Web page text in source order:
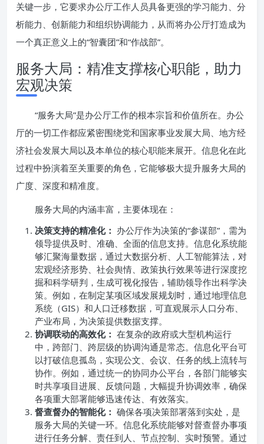
关键一步，它要求办公厅工作人员具备更强的学习能力、分
析能力、创新能力和组织协调能力，从而将办公厅打造成为
一个真正意义上的“智囊团”和“作战部”。
服务大局：精准支撑核心职能，助力
宏观决策
“服务大局”是办公厅工作的根本宗旨和价值所在。办公
厅的一切工作都应紧密围绕党和国家事业发展大局、地方经
济社会发展大局以及本单位的核心职能来展开。信息化在此
过程中扮演着至关重要的角色，它能够极大提升服务大局的
广度、深度和精准度。
服务大局的内涵丰富，主要体现在：
决策支持的精准化： 办公厅作为决策的“参谋部”，需为
领导提供及时、准确、全面的信息支持。信息化系统能
够汇聚海量数据，通过大数据分析、人工智能算法，对
宏观经济形势、社会舆情、政策执行效果等进行深度挖
掘和科学研判，生成可视化报告，辅助领导作出科学决
策。例如，在制定某项区域发展规划时，通过地理信息
系统（GIS）和人口迁移数据，可直观展示人口分布、
产业布局，为决策提供数据支撑。
协调联动的高效化： 在复杂的政府或大型机构运行
中，跨部门、跨层级的协调沟通是常态。信息化平台可
以打破信息孤岛，实现公文、会议、任务的线上流转与
协作。例如，通过统一的协同办公平台，各部门能够实
时共享项目进展、反馈问题，大幅提升协调效率，确保
各项重大部署能够迅速传达、有效落实。
督查督办的智能化： 确保各项决策部署落到实处，是
服务大局的关键一环。信息化系统能够对督查督办事项
进行任务分解、责任到人、节点控制、实时预警。通过